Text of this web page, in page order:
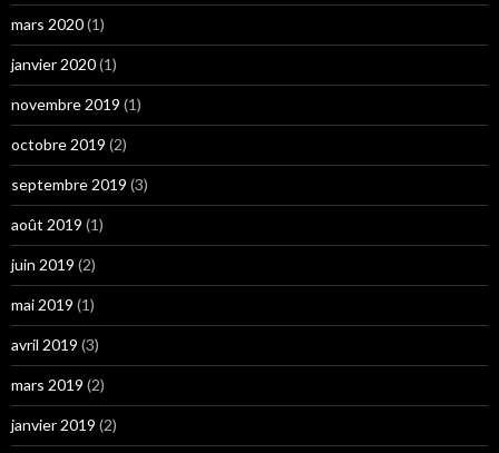
mars 2020(1)
janvier 2020(1)
novembre 2019 (1)
octobre 2019 (2)
septembre 2019 (3)
août 2019 (1)
juin 2019 (2)
mai 2019 (1)
avril 2019 (3)
mars 2019 (2)
janvier 2019 (2)